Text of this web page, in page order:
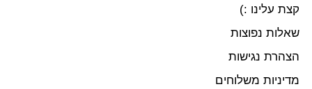
קצת עלינו :)
שאלות נפוצות
הצהרת נגישות
מדיניות משלוחים